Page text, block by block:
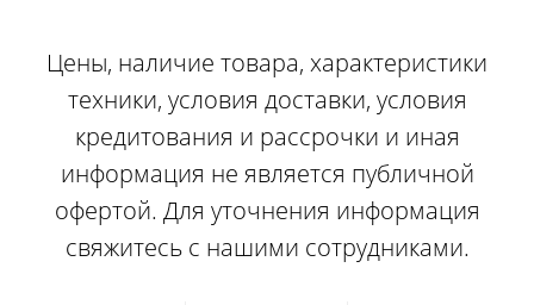
Цены, наличие товара, характеристики
техники, условия доставки, условия
кредитования и рассрочки и иная
информация не является публичной
офертой. Для уточнения информация
свяжитесь с нашими сотрудниками.